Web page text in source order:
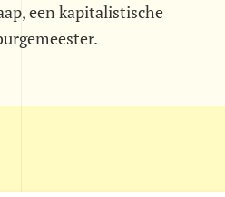
een kapitalistische